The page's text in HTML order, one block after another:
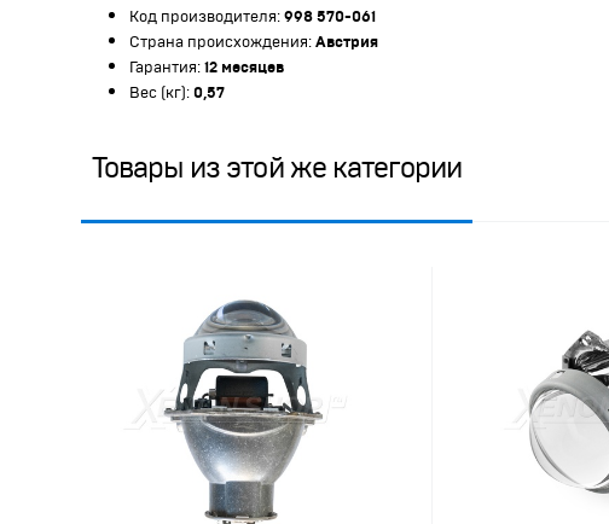
Код производителя:998 570-061
Страна происхождения:Австрия
Гарантия:12 месяцев
Вес (кг):0,57
Товары из этой же категории